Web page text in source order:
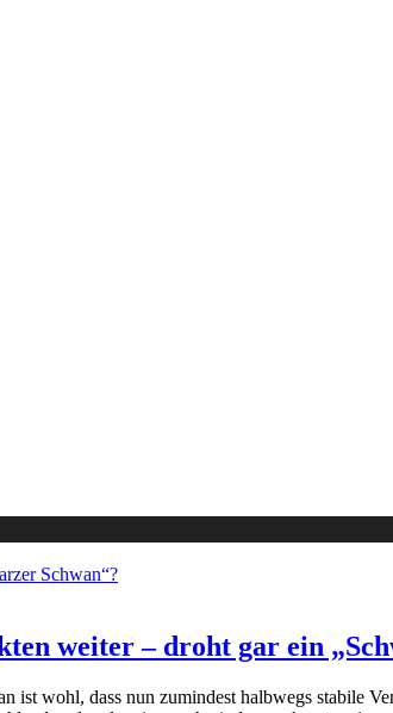
weiter – droht gar ein
wohl, dass nun zumindest halbwegs stabile